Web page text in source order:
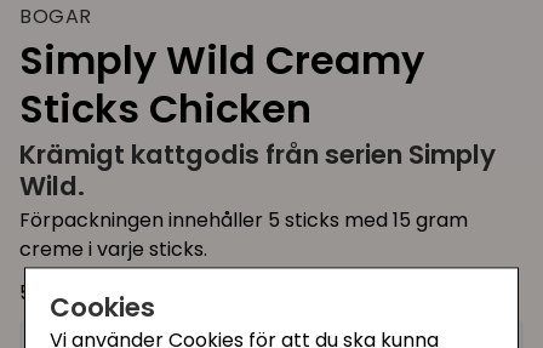
Cookies
Vi använder Cookies för att du ska kunna
BOGAR
Simply Wild Creamy
Sticks Chicken
Krämigt kattgodis från serien Simply
Wild.
Förpackningen innehåller 5 sticks med 15 gram
creme i varje sticks.
5 x 15 gram